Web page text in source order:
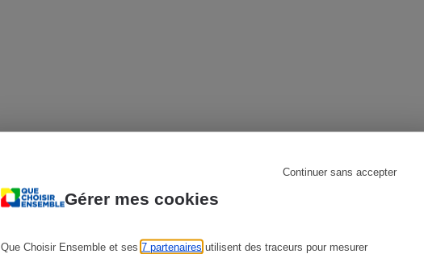
Gérer mes cookies
Que Choisir Ensemble et ses 7 partenaires utilisent des traceurs pour mesurer
Continuer sans accepter
BILLET